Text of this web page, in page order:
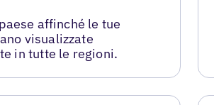
affinché le tue
visualizzate
in tutte le regioni.